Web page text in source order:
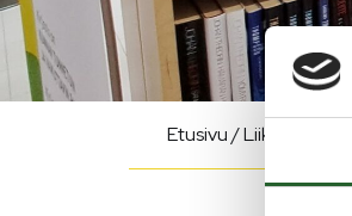
Etusivu/Liikunta ja